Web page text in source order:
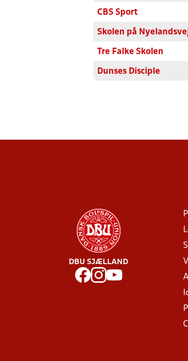
CBS Sport
Skolen på
Tre Falke Skolen
Dunses Disciple
DBU SJÆLLAND